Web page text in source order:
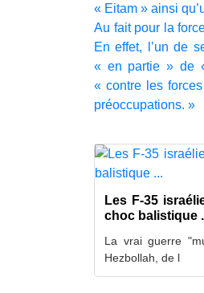
« Eitam » ainsi
Au fait pour la
En effet, l’un de
« en partie » de
« contre les
préoccupations. »
Les F-35
choc balistique
La vrai guerre
Hezbollah, de l